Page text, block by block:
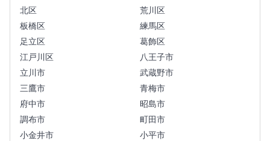
北区
荒川区
板橋区
練馬区
足立区
葛飾区
江戸川区
八王子市
立川市
武蔵野市
三鷹市
青梅市
府中市
昭島市
調布市
町田市
小金井市
小平市